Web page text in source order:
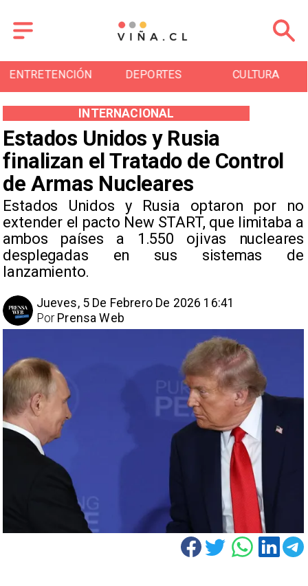
DEPORTES CULTURA TURISMO
Estados Unidos y Rusia
finalizan el Tratado de Control
de Armas Nucleares
Estados Unidos y Rusia optaron por no
extender el pacto New START, que limitaba a
ambos países a 1.550 ojivas nucleares
desplegadas en sus sistemas de
lanzamiento.
INTERNACIONAL
Jueves, 5 De Febrero De 2026 16:41
Prensa Web
Por